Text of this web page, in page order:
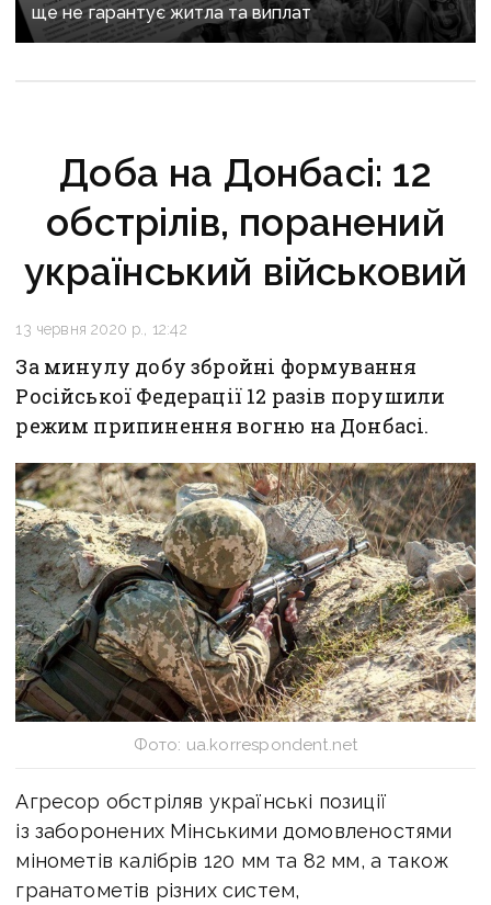
ще не гарантує житла та виплат
Доба на Донбасі: 12
обстрілів, поранений
український військовий
13 червня 2020 р., 12:42
За минулу добу збройні формування
Російської Федерації 12 разів порушили
режим припинення вогню на Донбасі.
Фото: ua.korrespondent.net
Агресор обстріляв українські позиції
із заборонених Мінськими домовленостями
мінометів калібрів 120 мм та 82 мм, а також
гранатометів різних систем,